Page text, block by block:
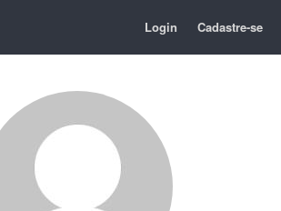
Login Cadastre-se